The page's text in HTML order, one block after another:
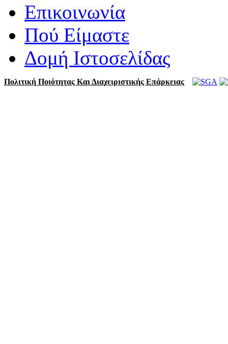
Επικοινωνία
Πού Είμαστε
Δομή Ιστοσελίδας
Πολιτική Ποιότητας Και Διαχειριστικής Επάρκειας